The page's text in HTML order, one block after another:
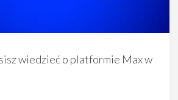
wiedzieć o platformie Max w